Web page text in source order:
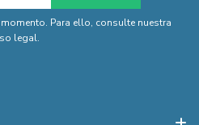
Para ello, consulte nuestra
legal.